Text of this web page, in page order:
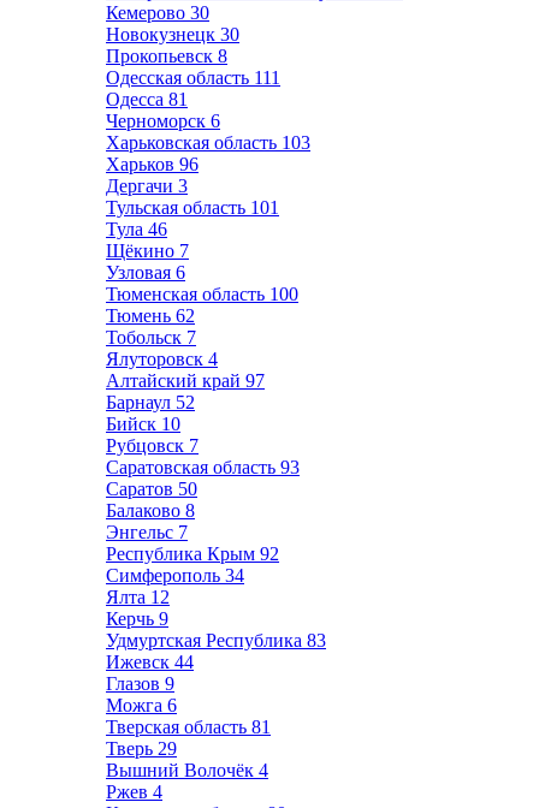
Кемерово 30
Новокузнецк 30
Прокопьевск 8
Одесская область 111
Одесса 81
Черноморск 6
Харьковская область 103
Харьков 96
Дергачи 3
Тульская область 101
Тула 46
Щёкино 7
Узловая 6
Тюменская область 100
Тюмень 62
Тобольск 7
Ялуторовск 4
Алтайский край 97
Барнаул 52
Бийск 10
Рубцовск 7
Саратовская область 93
Саратов 50
Балаково 8
Энгельс 7
Республика Крым 92
Симферополь 34
Ялта 12
Керчь 9
Удмуртская Республика 83
Ижевск 44
Глазов 9
Можга 6
Тверская область 81
Тверь 29
Вышний Волочёк 4
Ржев 4